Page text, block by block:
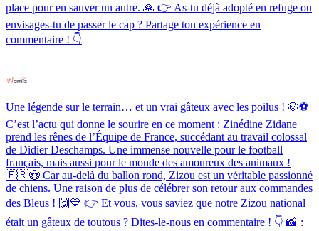
place pour en sauver un autre. 🙏 👉 As-tu déjà adopté en refuge ou
envisages-tu de passer le cap ? Partage ton expérience en
commentaire ! 👇
Une légende sur le terrain… et un vrai gâteux avec les poilus ! 🐶⚽️
C’est l’actu qui donne le sourire en ce moment : Zinédine Zidane
prend les rênes de l’Équipe de France, succédant au travail colossal
de Didier Deschamps. Une immense nouvelle pour le football
français, mais aussi pour le monde des amoureux des animaux !
🇫🇷😍 Car au-delà du ballon rond, Zizou est un véritable passionné
de chiens. Une raison de plus de célébrer son retour aux commandes
des Bleus ! 🙌💙 👉 Et vous, vous saviez que notre Zizou national
était un gâteux de toutous ? Dites-le-nous en commentaire ! 👇 📸 :